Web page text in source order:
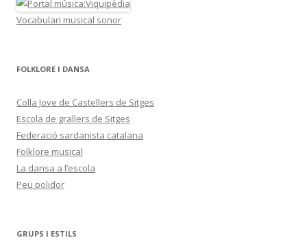
Vocabulari musical sonor
FOLKLORE I DANSA
Colla Jove de Castellers de Sitges
Escola de grallers de Sitges
Federació sardanista catalana
Folklore musical
La dansa a l’escola
Peu polidor
GRUPS I ESTILS